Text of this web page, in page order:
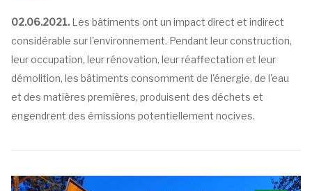
02.06.2021. Les bâtiments ont un impact direct et indirect
considérable sur l'environnement. Pendant leur construction,
leur occupation, leur rénovation, leur réaffectation et leur
démolition, les bâtiments consomment de l'énergie, de l'eau
et des matières premières, produisent des déchets et
engendrent des émissions potentiellement nocives.